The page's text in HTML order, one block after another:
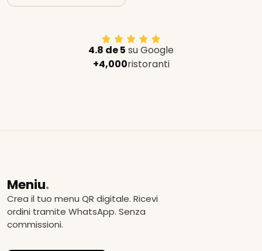
4.8 de 5 su Google
+4,000ristoranti
Meniu.
Crea il tuo menu QR digitale. Ricevi
ordini tramite WhatsApp. Senza
commissioni.